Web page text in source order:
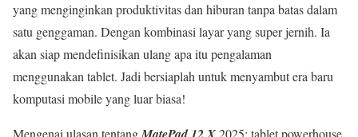
yang menginginkan produktivitas dan hiburan tanpa batas dalam
satu genggaman. Dengan kombinasi layar yang super jernih. Ia
akan siap mendefinisikan ulang apa itu pengalaman
menggunakan tablet. Jadi bersiaplah untuk menyambut era baru
komputasi mobile yang luar biasa!
Mengenai ulasan tentang
2025: tablet powerhouse